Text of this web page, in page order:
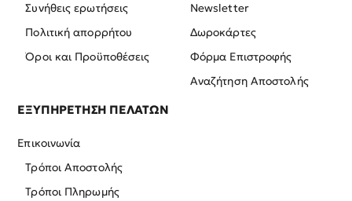
Συνήθεις ερωτήσεις
Πολιτική απορρήτου
Όροι και Προϋποθέσεις
Newsletter
Δωροκάρτες
Φόρμα Επιστροφής
Αναζήτηση Αποστολής
ΕΞΥΠΗΡΕΤΗΣΗ ΠΕΛΑΤΩΝ
Επικοινωνία
Τρόποι Αποστολής
Τρόποι Πληρωμής